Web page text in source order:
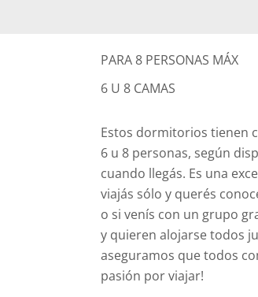
PARA 8 PERSONAS MÁX
6 U 8 CAMAS
Estos dormitorios tienen
6 u 8 personas, según
cuando llegás. Es una
viajás sólo y querés
o si venís con un grupo
y quieren alojarse todos
aseguramos que todos
pasión por viajar!